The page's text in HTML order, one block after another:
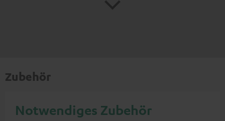
Zubehör
Notwendiges Zubehör